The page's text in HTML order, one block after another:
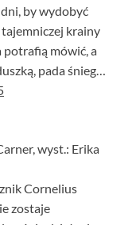
by wydobyć
krainy
potrafią mówić, a
pada śnieg…
wyst.: Erika
Cornelius
zostaje